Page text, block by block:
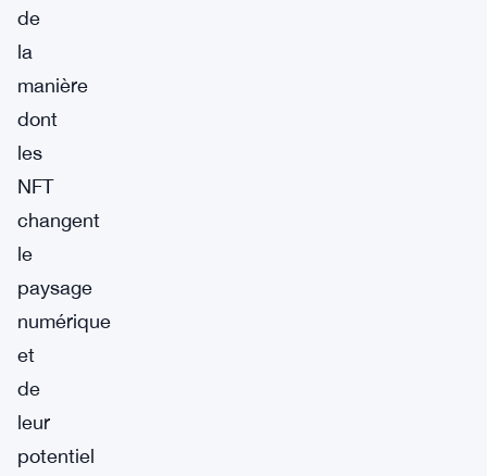
de
la
manière
dont
les
NFT
changent
le
paysage
numérique
et
de
leur
potentiel